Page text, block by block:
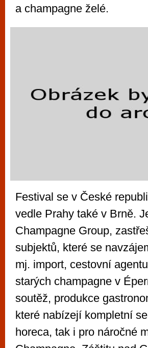
a champagne želé.
Festival se v České
vedle Prahy také v Brně.
Champagne Group,
subjektů, které se
mj. import, cestovní
starých champagne v
soutěž, produkce
které nabízejí kompletní
horeca, tak i pro náročné